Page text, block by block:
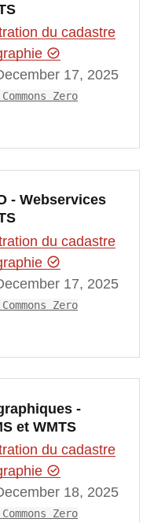
du cadastre
17, 2025
Zero
- Webservices
du cadastre
17, 2025
Zero
-
et WMTS
du cadastre
18, 2025
Zero